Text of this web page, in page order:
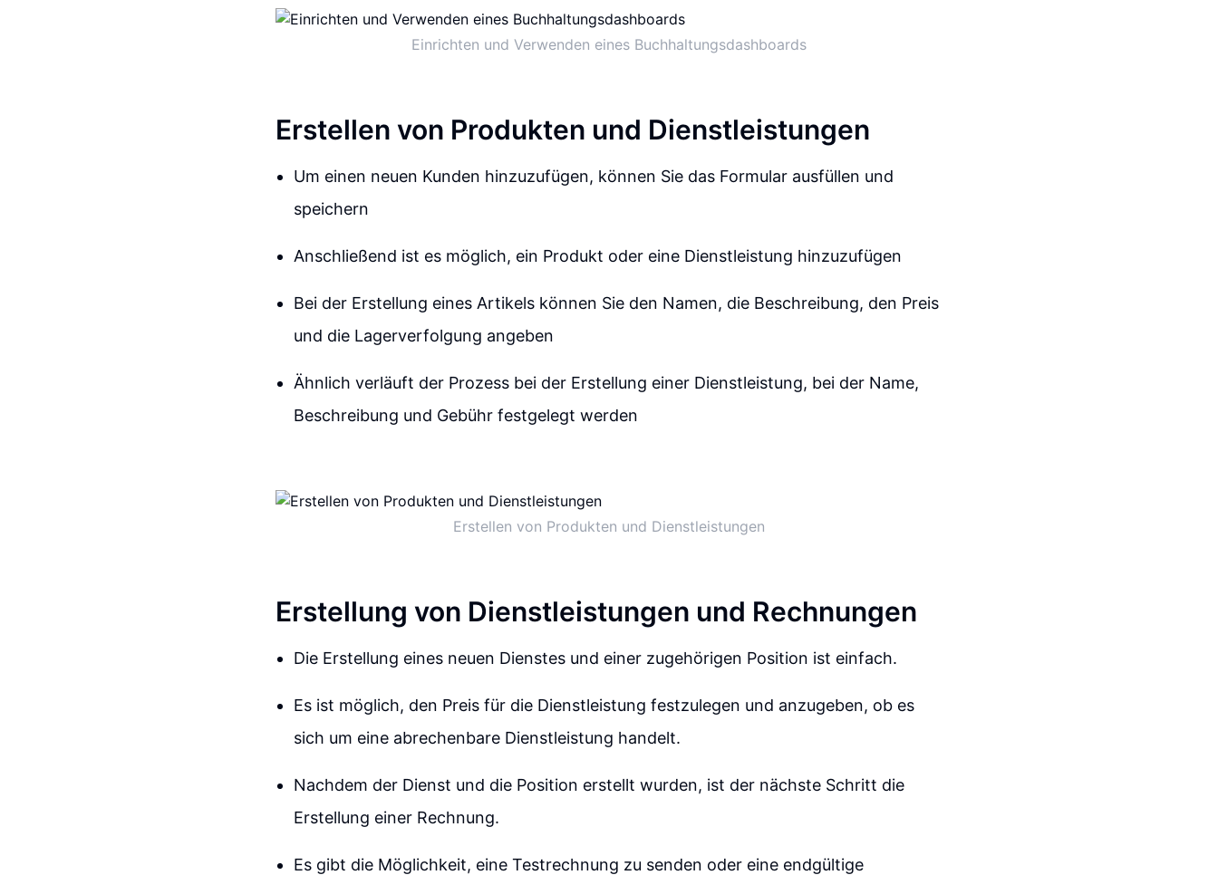
Einrichten und Verwenden eines Buchhaltungsdashboards
Erstellen von Produkten und Dienstleistungen
Um einen neuen Kunden hinzuzufügen, können Sie das Formular ausfüllen und
speichern
Anschließend ist es möglich, ein Produkt oder eine Dienstleistung hinzuzufügen
Bei der Erstellung eines Artikels können Sie den Namen, die Beschreibung, den Preis
und die Lagerverfolgung angeben
Ähnlich verläuft der Prozess bei der Erstellung einer Dienstleistung, bei der Name,
Beschreibung und Gebühr festgelegt werden
Erstellen von Produkten und Dienstleistungen
Erstellung von Dienstleistungen und Rechnungen
Die Erstellung eines neuen Dienstes und einer zugehörigen Position ist einfach.
Es ist möglich, den Preis für die Dienstleistung festzulegen und anzugeben, ob es
sich um eine abrechenbare Dienstleistung handelt.
Nachdem der Dienst und die Position erstellt wurden, ist der nächste Schritt die
Erstellung einer Rechnung.
Es gibt die Möglichkeit, eine Testrechnung zu senden oder eine endgültige